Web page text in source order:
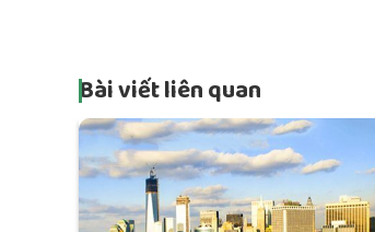
Bài viết liên quan